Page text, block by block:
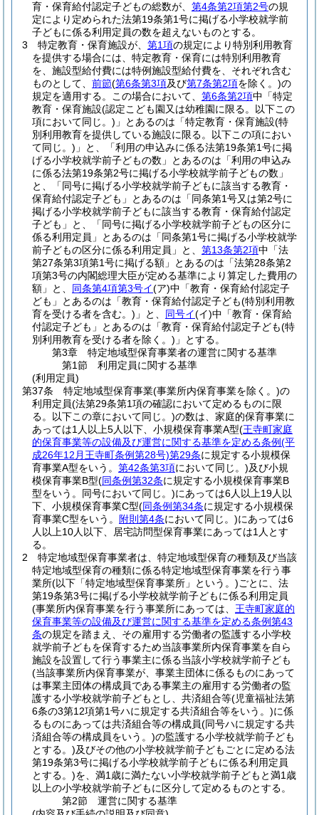
育・保育給付認定子どもの総数が、 第4条第2項第2号の規
定により定められた法第19条第1号に掲げる小学校就学前
子どもに係る利用定員の数を超えないものとする。
3
特定教育・保育施設が、 第1項の規定により特別利用教育
を提供する場合には、特定教育・保育には特別利用教育
を、施設型給付費には特例施設型給付費を、それぞれ含む
ものとして、 前節(第6条第3項及び第7条第2項を除く。)の
規定を適用する。
この場合において、 第6条第2項中「特定
教育・保育施設(認定こども園又は幼稚園に限る。以下この
項において同じ。) 」とあるのは「特定教育・保育施設(特
別利用教育を提供している施設に限る。以下この項におい
て同じ。) 」と、「利用の申込みに係る法第19条第1号に掲
げる小学校就学前子どもの数」とあるのは「利用の申込み
に係る法第19条第2号に掲げる小学校就学前子どもの数」
と、「同号に掲げる小学校就学前子どもに該当する教育・
保育給付認定子ども」とあるのは「同条第1号又は第2号に
掲げる小学校就学前子どもに該当する教育・保育給付認定
子ども」と、「同号に掲げる小学校就学前子どもの区分に
係る利用定員」とあるのは「同条第1号に掲げる小学校就学
前子どもの区分に係る利用定員」と、 第13条第2項中「法
第27条第3項第1号に掲げる額」とあるのは「法第28条第2
項第3号の内閣総理大臣が定める基準により算定した費用の
額」と、 同条第4項第3号イ(ア)中「教育・保育給付認定子
ども」とあるのは「教育・保育給付認定子ども(特別利用教
育を受ける者を含む。) 」と、 同号イ(イ)中「教育・保育給
付認定子ども」とあるのは「教育・保育給付認定子ども(特
別利用教育を受ける者を除く。) 」とする。
第3章
特定地域型保育事業者の運営に関する基準
第1節
利用定員に関する基準
(利用定員)
第37条
特定地域型保育事業(事業所内保育事業を除く。)の
利用定員(法第29条第1項の確認において定めるものに限
る。以下この章において同じ。)の数は、家庭的保育事業に
あっては1人以上5人以下、小規模保育事業A型(王寺町家庭
的保育事業等の設備及び運営に関する基準を定める条例(平
成26年12月王寺町条例第28号)第29条に規定する小規模保
育事業A型をいう。 第42条第3項において同じ。)及び小規
模保育事業B型(同条例第32条に規定する小規模保育事業B
型をいう。同号において同じ。)にあっては6人以上19人以
下、小規模保育事業C型(同条例第34条に規定する小規模保
育事業C型をいう。
附則第4条において同じ。)にあっては6
人以上10人以下、居宅訪問型保育事業にあっては1人とす
る。
2
特定地域型保育事業者は、特定地域型保育の種類及び当該
特定地域型保育の種類に係る特定地域型保育事業を行う事
業所(以下「特定地域型保育事業所」という。)ごとに、法
第19条第3号に掲げる小学校就学前子どもに係る利用定員
(事業所内保育事業を行う事業所にあっては、 王寺町家庭的
保育事業等の設備及び運営に関する基準を定める条例第43
条の規定を踏まえ、その雇用する労働者の監護する小学校
就学前子どもを保育するため当該事業所内保育事業を自ら
施設を設置して行う事業主に係る当該小学校就学前子ども
(当該事業所内保育事業が、事業主団体に係るものにあって
は事業主団体の構成員である事業主の雇用する労働者の監
護する小学校就学前子どもとし、共済組合等(児童福祉法第
6条の3第12項第1号ハに規定する共済組合等をいう。)に係
るものにあっては共済組合等の構成員(同号ハに規定する共
済組合等の構成員をいう。)の監護する小学校就学前子ども
とする。)及びその他の小学校就学前子どもごとに定める法
第19条第3号に掲げる小学校就学前子どもに係る利用定員
とする。)を、満1歳に満たない小学校就学前子どもと満1歳
以上の小学校就学前子どもに区分して定めるものとする。
第2節
運営に関する基準